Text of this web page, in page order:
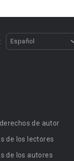
Español
de autor
de los lectores
de los autores